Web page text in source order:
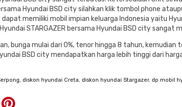
Hyundai BSD city silahkan klik tombol phone
memiliki mobil impian keluarga Indonesia yaitu
STARGAZER bersama Hyundai BSD city sangat
bunga mulai dari 0%, tenor hingga 8 tahun,
BSD city mendapatkan harga lebih tinggi dari
, diskon hyundai Creta, diskon hyundai Stargazer, dp mobil